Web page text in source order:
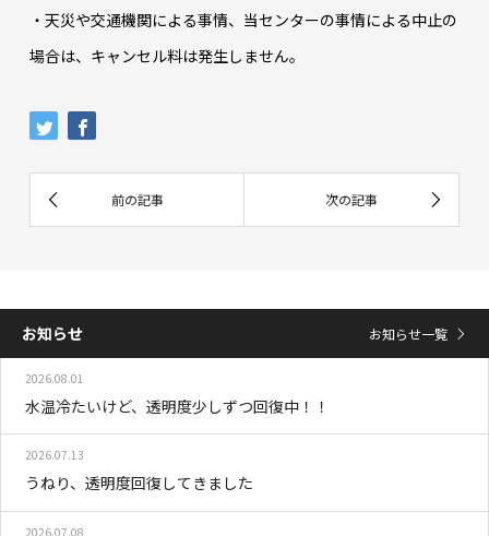
・天災や交通機関による事情、当センターの事情による中止の
場合は、キャンセル料は発生しません。
お知らせ お知らせ一覧
2026.08.01
水温冷たいけど、透明度少しずつ回復中！！
2026.07.13
うねり、透明度回復してきました
2026.07.08